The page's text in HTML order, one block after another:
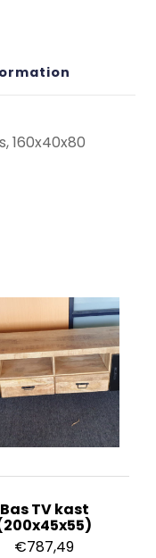
160x40x80
Bas TV kast
€787,49